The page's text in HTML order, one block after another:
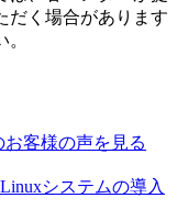
だく場合があります
お客様の声を見る
Linuxシステムの導入